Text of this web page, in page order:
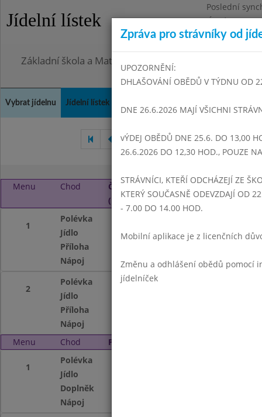
Jídelní lístek
Poslední
Úterý
Omezení
Základní škola a Mateřská škola Dr. Edvarda Beneše,
Vybrat jídelnu Jídelní lístek
Duben 2017 Květen 2017
Menu Chod
Čtvrtek 1. 6. 2017
(11:00 - 14:00)
1
Polévka
Jídlo
Obalovaný sýr
Příloha
Nápoj
Čaj, mléko, voda
2
Polévka
Jídlo
Příloha
Nápoj
Menu
Chod Pátek 2. 6. 2017 (11:00 - 14:00)
1
Polévka
Jídlo
Doplněk
Nápoj
Zpráva pro strávníky od
UPOZORNĚNÍ:
DHLAŠOVÁNÍ OBĚDŮ V TÝDNU OD
DNE 26.6.2026 MAJÍ VŠICHNI
vÝDEJ OBĚDŮ DNE 25.6. DO 13,00
26.6.2026 DO 12,30 HOD., POUZE
STRÁVNÍCI, KTEŘÍ ODCHÁZEJÍ ZE
KTERÝ SOUČASNĚ ODEVZDAJÍ OD
- 7.00 DO 14.00 HOD.
Mobilní aplikace je z licenčních
Změnu a odhlášení obědů pomocí
jídelníček